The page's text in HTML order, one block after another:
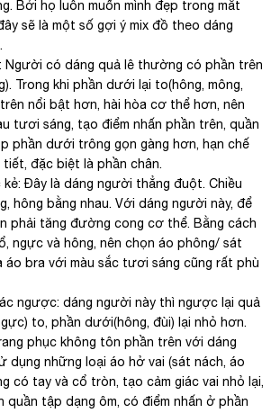
Bởi họ luôn muốn mình đẹp trong mắt
sẽ là một số gợi ý mix đồ theo dáng
Người có dáng quả lê thường có phần trên
Trong khi phần dưới lại to(hông, mông,
nổi bật hơn, hài hòa cơ thể hơn, nên
tươi sáng, tạo điểm nhấn phần trên, quần
phần dưới trông gọn gàng hơn, hạn chế
đặc biệt là phần chân.
Đây là dáng người thẳng đuột. Chiều
hông bằng nhau. Với dáng người này, để
phải tăng đường cong cơ thể. Bằng cách
ngực và hông, nên chọn áo phông/ sát
áo bra với màu sắc tươi sáng cũng rất phù
ngược: dáng người này thì ngược lại quả
to, phần dưới(hông, đùi) lại nhỏ hơn.
phục không tôn phần trên với dáng
dụng những loại áo hở vai (sát nách, áo
có tay và cổ tròn, tạo cảm giác vai nhỏ lại,
quần tập dạng ôm, có điểm nhấn ở phần